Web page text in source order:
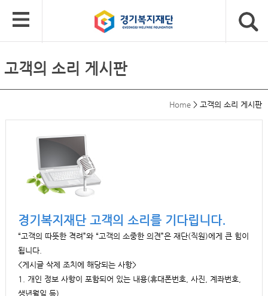
고객의 소리 게시판
Home > 고객의 소리 게시판
경기복지재단 고객의 소리를 기다립니다.
“고객의 따뜻한 격려”와 “고객의 소중한 의견”은 재단(직원)에게 큰 힘이
됩니다.
<게시글 삭제 조치에 해당되는 사항>
1. 개인 정보 사항이 포함되어 있는 내용(휴대폰번호, 사진, 계좌번호,
생년월일 등)